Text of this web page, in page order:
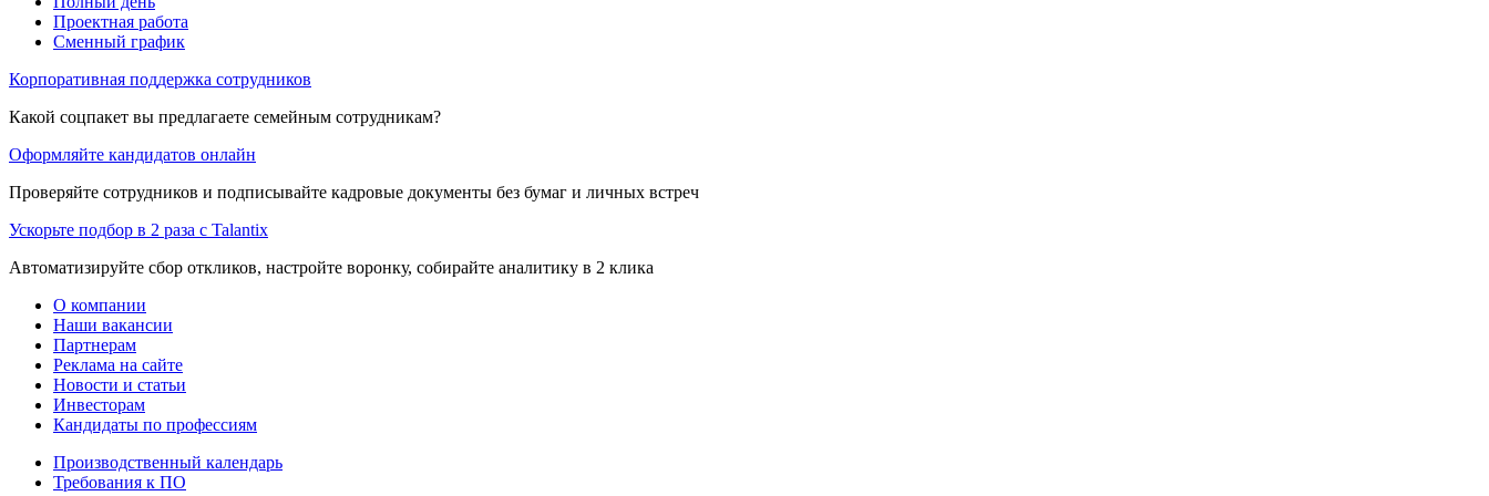
Проектная работа
Сменный график
Корпоративная поддержка сотрудников
Какой соцпакет вы предлагаете семейным сотрудникам?
Оформляйте кандидатов онлайн
Проверяйте сотрудников и подписывайте кадровые документы без бумаг и личных встреч
Ускорьте подбор в 2 раза с Talantix
Автоматизируйте сбор откликов, настройте воронку, собирайте аналитику в 2 клика
О компании
Наши вакансии
Партнерам
Реклама на сайте
Новости и статьи
Инвесторам
Кандидаты по профессиям
Производственный календарь
Требования к ПО